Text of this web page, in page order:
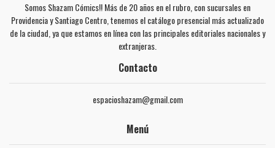
Somos Shazam Cómics!! Más de 20 años en el rubro, con sucursales en
Providencia y Santiago Centro, tenemos el catálogo presencial más actualizado
de la ciudad, ya que estamos en línea con las principales editoriales nacionales y
extranjeras.
Contacto
espacioshazam@gmail.com
Menú